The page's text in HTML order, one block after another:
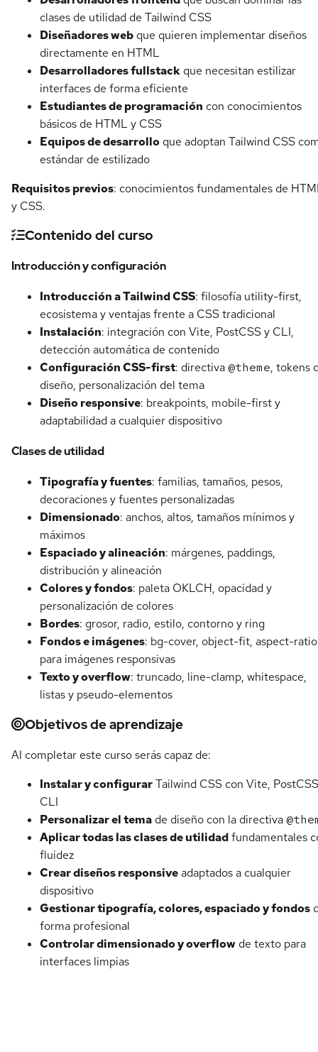
clases de utilidad de Tailwind CSS
Diseñadores web que quieren implementar diseños
directamente en HTML
Desarrolladores fullstack que necesitan estilizar
interfaces de forma eficiente
Estudiantes de programación con conocimientos
básicos de HTML y CSS
Equipos de desarrollo que adoptan Tailwind CSS
estándar de estilizado
Requisitos previos: conocimientos fundamentales de
y CSS.
Contenido del curso
Introducción y configuración
Introducción a Tailwind CSS: filosofía utility-first,
ecosistema y ventajas frente a CSS tradicional
Instalación: integración con Vite, PostCSS y CLI,
detección automática de contenido
Configuración CSS-first: directiva@theme, tokens
diseño, personalización del tema
Diseño responsive: breakpoints, mobile-first y
adaptabilidad a cualquier dispositivo
Clases de utilidad
Tipografía y fuentes: familias, tamaños, pesos,
decoraciones y fuentes personalizadas
Dimensionado: anchos, altos, tamaños mínimos y
máximos
Espaciado y alineación: márgenes, paddings,
distribución y alineación
Colores y fondos: paleta OKLCH, opacidad y
personalización de colores
Bordes: grosor, radio, estilo, contorno y ring
Fondos e imágenes: bg-cover, object-fit, aspect-ratio
para imágenes responsivas
Texto y overflow: truncado, line-clamp, whitespace,
listas y pseudo-elementos
Objetivos de aprendizaje
Al completar este curso serás capaz de:
Instalar y configurarTailwind CSS con Vite,
CLI
Personalizar el tema de diseño con la directiva
Aplicar todas las clases de utilidadfundamentales
fluidez
Crear diseños responsiveadaptados a cualquier
dispositivo
Gestionar tipografía, colores, espaciado y fondos
forma profesional
Controlar dimensionado y overflow de texto para
interfaces limpias